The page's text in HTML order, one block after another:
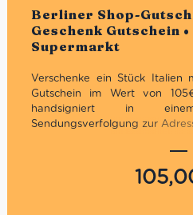
Berliner Shop-
Geschenk Gutschein
Supermarkt
Bewertet
Verschenke ein Stück Italien
Gutschein im Wert von
handsigniert in
Sendungsverfolgung zur
Unbegrenzt gültig in den
Weinhandlungen: